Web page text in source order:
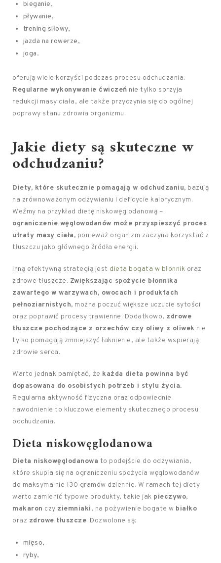
bieganie,
pływanie,
trening siłowy,
jazda na rowerze,
joga.
oferują wiele korzyści podczas procesu odchudzania.
Regularne wykonywanie ćwiczeń nie tylko sprzyja
redukcji masy ciała, ale także przyczynia się do ogólnej
poprawy stanu zdrowia organizmu.
Jakie diety są skuteczne w
odchudzaniu?
Diety, które skutecznie pomagają w odchudzaniu, bazują
na zrównoważonym odżywianiu i deficycie kalorycznym.
Weźmy na przykład dietę niskowęglodanową –
ograniczenie węglowodanów może przyspieszyć proces
utraty masy ciała, ponieważ organizm zaczyna korzystać z
tłuszczu jako głównego źródła energii.
Inną efektywną strategią jest dieta bogata w błonnik oraz
zdrowe tłuszcze. Zwiększając spożycie błonnika
zawartego w warzywach, owocach i produktach
pełnoziarnistych, można poczuć większe uczucie sytości
oraz poprawić procesy trawienne. Dodatkowo, zdrowe
tłuszcze pochodzące z orzechów czy oliwy z oliwek nie
tylko pomagają zmniejszyć łaknienie, ale także wspierają
zdrowie serca.
Warto jednak pamiętać, że każda dieta powinna być
dopasowana do osobistych potrzeb i stylu życia.
Regularna aktywność fizyczna oraz odpowiednie
nawodnienie to kluczowe elementy skutecznego procesu
odchudzania.
Dieta niskowęglodanowa
Dieta niskowęglodanowa to podejście do odżywiania,
które skupia się na ograniczeniu spożycia węglowodanów
do maksymalnie 130 gramów dziennie. W ramach tej diety
warto zamienić typowe produkty, takie jak pieczywo,
makaron czy ziemniaki, na pożywienie bogate w białko
oraz zdrowe tłuszcze. Dozwolone są:
mięso,
ryby,